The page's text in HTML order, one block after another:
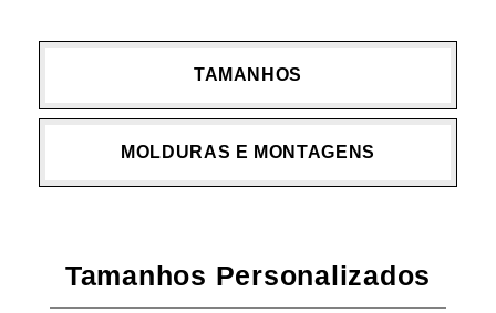
TAMANHOS
MOLDURAS E MONTAGENS
Tamanhos Personalizados